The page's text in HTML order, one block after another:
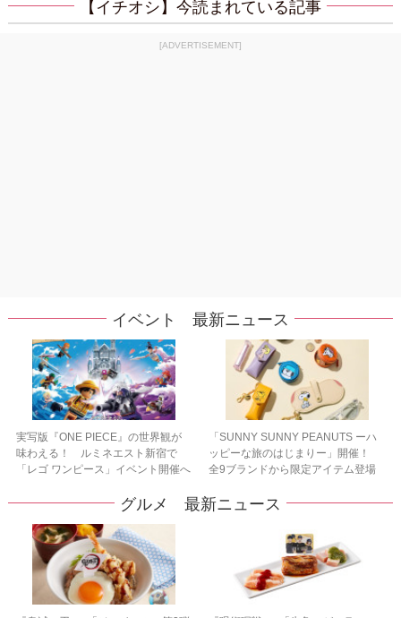
【イチオシ】今読まれている記事
[ADVERTISEMENT]
イベント 最新ニュース
実写版『ONE PIECE』の世界観が
味わえる！ ルミネエスト新宿で
「レゴ ワンピース」イベント開催へ
「SUNNY SUNNY PEANUTS ーハ
ッピーな旅のはじまりー」開催！
全9ブランドから限定アイテム登場
グルメ 最新ニュース